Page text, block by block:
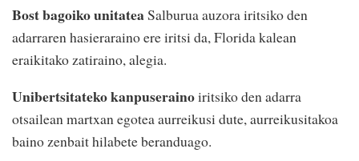
Bost bagoiko unitateaSalburua auzora iritsiko den
adarraren hasieraraino ere iritsi da, Florida kalean
eraikitako zatiraino, alegia.
Unibertsitateko kanpuserainoiritsiko den adarra
otsailean martxan egotea aurreikusi dute, aurreikusitakoa
baino zenbait hilabete beranduago.